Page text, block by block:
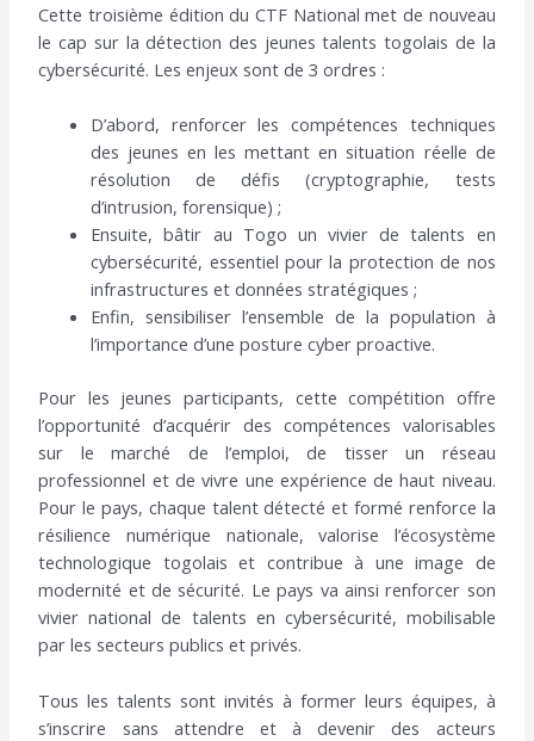
Cette troisième édition du CTF National met de nouveau
le cap sur la détection des jeunes talents togolais de la
cybersécurité. Les enjeux sont de 3 ordres :
D’abord, renforcer les compétences techniques
des jeunes en les mettant en situation réelle de
résolution de défis (cryptographie, tests
d’intrusion, forensique) ;
Ensuite, bâtir au Togo un vivier de talents en
cybersécurité, essentiel pour la protection de nos
infrastructures et données stratégiques ;
Enfin, sensibiliser l’ensemble de la population à
l’importance d’une posture cyber proactive.
Pour les jeunes participants, cette compétition offre
l’opportunité d’acquérir des compétences valorisables
sur le marché de l’emploi, de tisser un réseau
professionnel et de vivre une expérience de haut niveau.
Pour le pays, chaque talent détecté et formé renforce la
résilience numérique nationale, valorise l’écosystème
technologique togolais et contribue à une image de
modernité et de sécurité. Le pays va ainsi renforcer son
vivier national de talents en cybersécurité, mobilisable
par les secteurs publics et privés.
Tous les talents sont invités à former leurs équipes, à
s’inscrire sans attendre et à devenir des acteurs